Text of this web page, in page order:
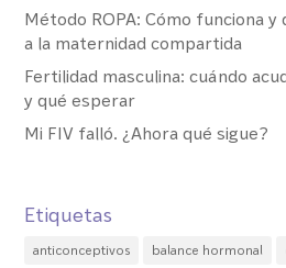
Método ROPA: Cómo funciona y
a la maternidad compartida
Fertilidad masculina: cuándo
y qué esperar
Mi FIV falló. ¿Ahora qué sigue?
Etiquetas
anticonceptivos balance hormonal